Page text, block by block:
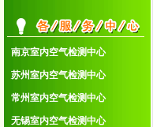
南京室内空气检测中心
苏州室内空气检测中心
常州室内空气检测中心
无锡室内空气检测中心
1.南京室内空气检测中心
3.常州室内空气检测中心
4.无锡室内空气检测中心